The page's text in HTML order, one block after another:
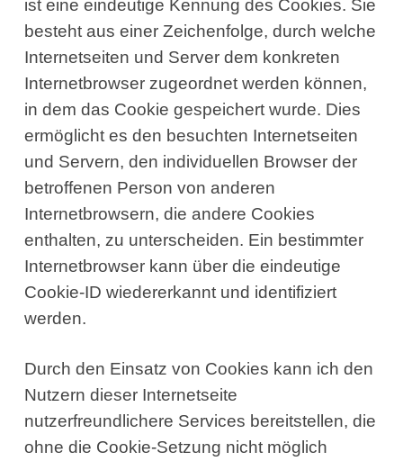
ist eine eindeutige Kennung des Cookies. Sie
besteht aus einer Zeichenfolge, durch welche
Internetseiten und Server dem konkreten
Internetbrowser zugeordnet werden können,
in dem das Cookie gespeichert wurde. Dies
ermöglicht es den besuchten Internetseiten
und Servern, den individuellen Browser der
betroffenen Person von anderen
Internetbrowsern, die andere Cookies
enthalten, zu unterscheiden. Ein bestimmter
Internetbrowser kann über die eindeutige
Cookie-ID wiedererkannt und identifiziert
werden.
Durch den Einsatz von Cookies kann ich den
Nutzern dieser Internetseite
nutzerfreundlichere Services bereitstellen, die
ohne die Cookie-Setzung nicht möglich